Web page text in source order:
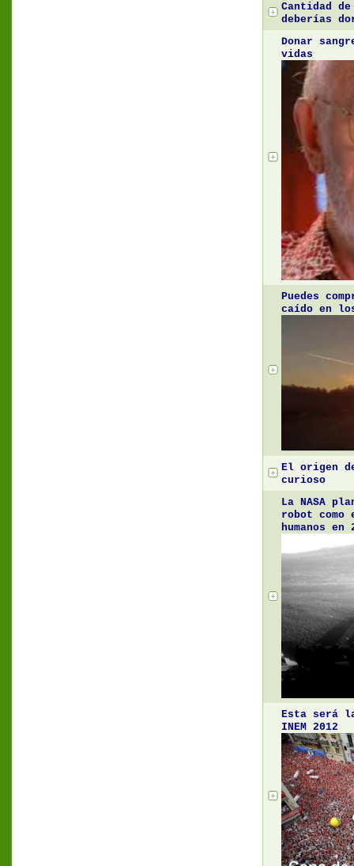
Cantidad
deberías
Donar
vidas
Puedes
caído en
El origen
curioso
La NASA
robot
humanos
Esta será
INEM 2012